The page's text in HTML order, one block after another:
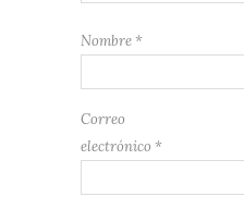
Nombre *
Correo
electrónico *